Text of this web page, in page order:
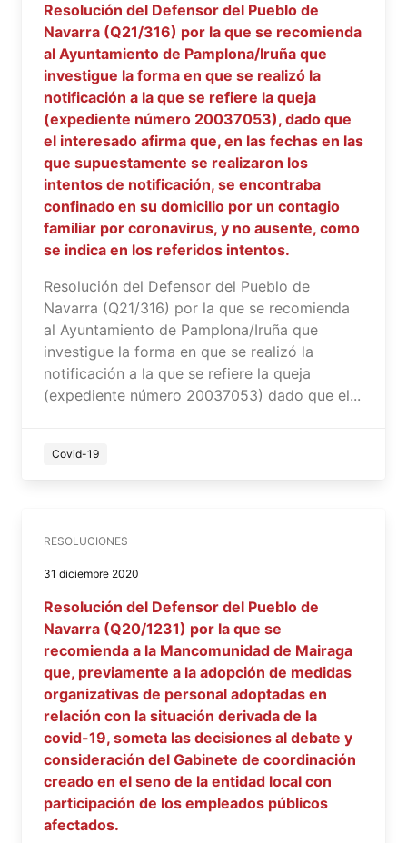
Resolución del Defensor del Pueblo de
Navarra (Q21/316) por la que se recomienda
al Ayuntamiento de Pamplona/Iruña que
investigue la forma en que se realizó la
notificación a la que se refiere la queja
(expediente número 20037053), dado que
el interesado afirma que, en las fechas en las
que supuestamente se realizaron los
intentos de notificación, se encontraba
confinado en su domicilio por un contagio
familiar por coronavirus, y no ausente, como
se indica en los referidos intentos.
Resolución del Defensor del Pueblo de
Navarra (Q21/316) por la que se recomienda
al Ayuntamiento de Pamplona/Iruña que
investigue la forma en que se realizó la
notificación a la que se refiere la queja
(expediente número 20037053) dado que el...
Covid-19
RESOLUCIONES
31 diciembre 2020
Resolución del Defensor del Pueblo de
Navarra (Q20/1231) por la que se
recomienda a la Mancomunidad de Mairaga
que, previamente a la adopción de medidas
organizativas de personal adoptadas en
relación con la situación derivada de la
covid-19, someta las decisiones al debate y
consideración del Gabinete de coordinación
creado en el seno de la entidad local con
participación de los empleados públicos
afectados.